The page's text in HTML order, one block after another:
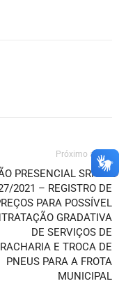
Próximo artigo
PRESENCIAL SRP N°
2021 – REGISTRO DE
PARA POSSÍVEL
GRADATIVA
DE SERVIÇOS DE
E TROCA DE
PNEUS PARA A FROTA
MUNICIPAL